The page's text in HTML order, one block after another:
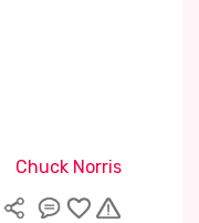
Chuck Norris